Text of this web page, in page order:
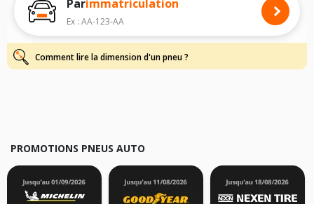
Pour cela, veuillez sélectionner le modèle de votre véhicule ci-dessous :
Les résultats de votre recherche sont donnés à titre indicatif. Il est
fortement recommandé de vérifier en amont la dimension des pneus
montés sur votre véhicule, sans oublier les indices de charge et de
vitesse, indispensables pour que votre dimension soit complète.
Parimmatriculation
Ex : AA-123-AA
Comment lire la dimension d'un pneu ?
PROMOTIONS PNEUS AUTO